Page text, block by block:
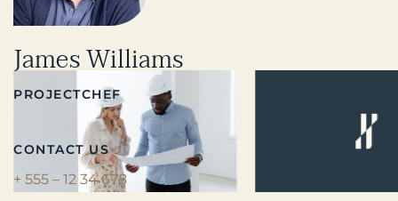
James Williams
PROJECTCHEF
CONTACT US
+ 555 – 12 34 678